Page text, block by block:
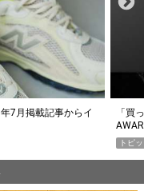
2026上半期
薄着
PR